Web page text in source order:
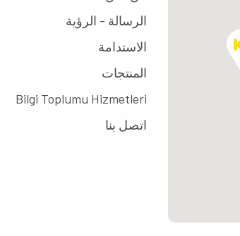
الرسالة - الرؤية
الاستدامة
المنتجات
Bilgi Toplumu Hizmetleri
اتصل بنا